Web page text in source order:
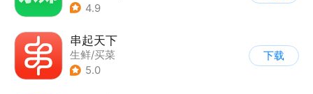
4.9
串起天下
生鲜/买菜
5.0
下载